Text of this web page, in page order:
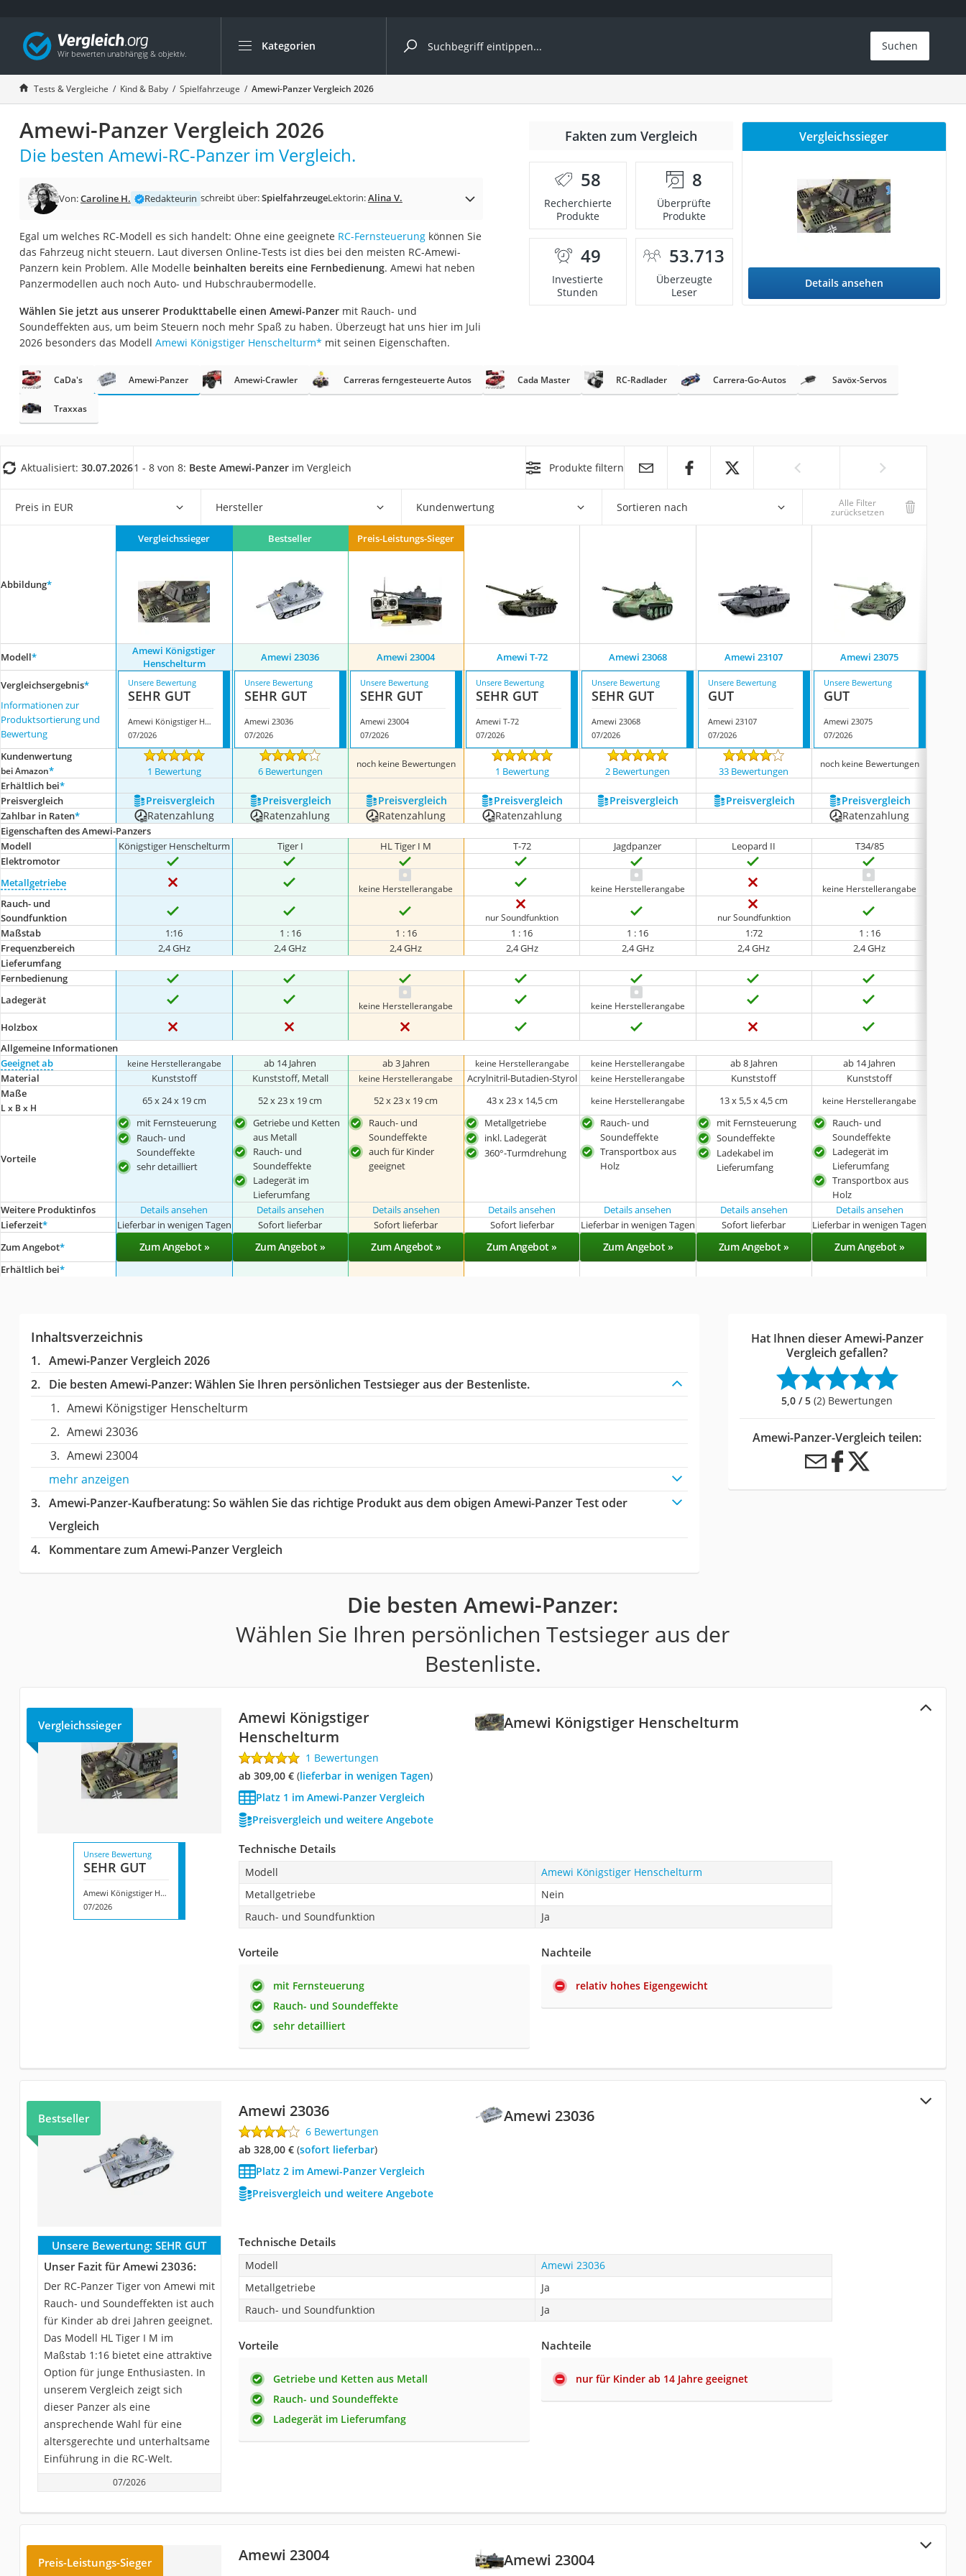
Kategorien
Die beliebtesten Vergleiche nach Kategorie
Kind & Baby
Babyphone mit 2 Kameras
Walkie-Talkie Kinder
Kindermatratzen
Rollschuhe für Kinder
Laufrad
Kinderschubkarre
Babyschlafsack
Kinderuhr
Babyphone
Kindersitz ab 4 Jahren
Barfußschuhe Kinder
Kinder-Mikroskop
Ferngesteuerter Hubschrauber
Suchen
Tests & Vergleiche Kind & Baby Spielfahrzeuge Amewi-Panzer Vergleich 2026
Amewi-Panzer Vergleich 2026
Die besten Amewi-RC-Panzer im Vergleich.
Von:Caroline H. Redakteurin schreibt über:SpielfahrzeugeLektorin:Alina V.
Egal um welches RC-Modell es sich handelt: Ohne eine geeignete RC-Fernsteuerungkönnen Sie
das Fahrzeug nicht steuern. Laut diversen Online-Tests ist dies bei den meisten RC-Amewi-
Panzern kein Problem. Alle Modelle beinhalten bereits eine Fernbedienung. Amewi hat neben
Panzermodellen auch noch Auto- und Hubschraubermodelle.
Wählen Sie jetzt aus unserer Produkttabelle einen Amewi-Panzermit Rauch- und
Soundeffekten aus, um beim Steuern noch mehr Spaß zu haben. Überzeugt hat uns hier im Juli
2026 besonders das Modell Amewi Königstiger Henschelturm* mit seinen Eigenschaften.
Fakten zum Vergleich
58
Recherchierte
Produkte
8
Überprüfte
Produkte
49
Investierte
Stunden
53.713
Überzeugte
Leser
Vergleichssieger
Details ansehen
CaDa's Amewi-Panzer Amewi-Crawler Carreras ferngesteuerte Autos Cada Master RC-Radlader Carrera-Go-Autos Savöx-Servos
Traxxas
Aktualisiert: 30.07.20261 - 8 von 8: Beste Amewi-Panzer im Vergleich Produkte filtern
Preis in EUR Hersteller Kundenwertung Sortieren nach Alle Filter
zurücksetzen
Abbildung*
Vergleichssieger Bestseller Preis-Leistungs-Sieger
Modell*
Amewi Königstiger
Henschelturm
Amewi 23036 Amewi 23004 Amewi T-72 Amewi 23068 Amewi 23107 Amewi 23075
Vergleichsergebnis*
Informationen zur
Produktsortierung und
Bewertung
Unsere Bewertung
SEHR GUT
Amewi Königstiger Henschelturm
07/2026
Unsere Bewertung
SEHR GUT
Amewi 23036
07/2026
Unsere Bewertung
SEHR GUT
Amewi 23004
07/2026
Unsere Bewertung
SEHR GUT
Amewi T-72
07/2026
Unsere Bewertung
SEHR GUT
Amewi 23068
07/2026
Unsere Bewertung
GUT
Amewi 23107
07/2026
Unsere Bewertung
GUT
Amewi 23075
07/2026
Kundenwertung
bei Amazon* 1 Bewertung 6 Bewertungen
noch keine Bewertungen
1 Bewertung 2 Bewertungen 33 Bewertungen
noch keine Bewertungen
Erhältlich bei*
Preis­vergleich
Preis­vergleich Preis­vergleich Preis­vergleich Preis­vergleich Preis­vergleich Preis­vergleich Preis­vergleich
Zahlbar in Raten* Ratenzahlung Ratenzahlung Ratenzahlung Ratenzahlung Ratenzahlung
Eigenschaften des Amewi-Panzers
Modell
Königstiger Henschelturm Tiger I HL Tiger I M T-72 Jagdpanzer Leopard II
T34/85
Elektromotor
Metallgetriebe
keine Herstellerangabe keine Herstellerangabe keine Herstellerangabe
Rauch- und
Soundfunktion
nur Soundfunktion nur Soundfunktion
Maßstab 1:16 1 : 16 1 : 16 1 : 16 1 : 16 1:72
1 : 16
Frequenzbereich
2,4 GHz 2,4 GHz 2,4 GHz 2,4 GHz 2,4 GHz 2,4 GHz 2,4 GHz
Lieferumfang
Fernbedienung
Ladegerät
keine Herstellerangabe keine Herstellerangabe
Holzbox
Allgemeine Informationen
Geeignet ab
keine Herstellerangabe ab 14 Jahren ab 3 Jahren keine Herstellerangabe keine Herstellerangabe ab 8 Jahren ab 14 Jahren
Material
Kunststoff ‎Kunststoff, Metall keine Herstellerangabe ‎Acrylnitril-Butadien-Styrol keine Herstellerangabe Kunststoff Kunststoff
Maße
L x B x H
65 x 24 x 19 cm 52 x 23 x 19 cm 52 x 23 x 19 cm 43 x 23 x 14,5 cm keine Herstellerangabe 13 x 5,5 x 4,5 cm keine Herstellerangabe
Vorteile
mit Fernsteuerung
Rauch- und
Soundeffekte
sehr detailliert
Getriebe und Ketten
aus Metall
Rauch- und
Soundeffekte
Ladegerät im
Lieferumfang
Rauch- und
Soundeffekte
auch für Kinder
geeignet
Metallgetriebe
inkl. Ladegerät
360°-Turmdrehung
Rauch- und
Soundeffekte
Transportbox aus
Holz
mit Fernsteuerung
Soundeffekte
Ladekabel im
Lieferumfang
Rauch- und
Soundeffekte
Ladegerät im
Lieferumfang
Transportbox aus
Holz
Weitere Produktinfos Details ansehen Details ansehen Details ansehen Details ansehen Details ansehen Details ansehen Details ansehen
Lieferzeit* Lieferbar in wenigen Tagen Sofort lieferbar Sofort lieferbar Sofort lieferbar Lieferbar in wenigen Tagen Sofort lieferbar Lieferbar in wenigen Tagen
Zum Angebot* Zum Angebot » Zum Angebot » Zum Angebot » Zum Angebot » Zum Angebot » Zum Angebot » Zum Angebot »
Erhältlich bei*
Inhaltsverzeichnis
Amewi-Panzer Vergleich 2026
Die besten Amewi-Panzer:Wählen Sie Ihren persönlichen Testsieger aus der Bestenliste.
Amewi Königstiger Henschelturm
Amewi 23036
Amewi 23004
mehr anzeigen
Amewi-Panzer-Kaufberatung: So wählen Sie das richtige Produkt aus dem obigen Amewi-Panzer Test oder
Vergleich
Kommentare zum Amewi-Panzer Vergleich
Hat Ihnen dieser Amewi-Panzer
Vergleich gefallen?
5,0 / 5 (2) Bewertungen
Amewi-Panzer-Vergleich teilen:
Die besten Amewi-Panzer:
Wählen Sie Ihren persönlichen Testsieger aus der
Bestenliste.
Amewi Königstiger Henschelturm
Vergleichssieger
Amewi Königstiger
Henschelturm
1 Bewertungen
ab 309,00 €( Lieferbar in wenigen Tagen)
Platz 1 im Amewi-Panzer Vergleich
Preisvergleich und weitere Angebote
Unsere Bewertung
SEHR GUT
Amewi Königstiger Henschelturm
07/2026
Technische Details
Modell
Amewi Königstiger Henschelturm
Metallgetriebe
Nein
Rauch- und Soundfunktion
Ja
Vorteile
mit Fernsteuerung
Rauch- und Soundeffekte
sehr detailliert
Nachteile
relativ hohes Eigengewicht
Amewi 23036
Bestseller Amewi 23036
6 Bewertungen
ab 328,00 €( Sofort lieferbar)
Platz 2 im Amewi-Panzer Vergleich
Preisvergleich und weitere Angebote
Unsere Bewertung: SEHR GUT
Unser Fazit für Amewi 23036:
Der RC-Panzer Tiger von Amewi mit
Rauch- und Soundeffekten ist auch
für Kinder ab drei Jahren geeignet.
Das Modell HL Tiger I M im
Maßstab 1:16 bietet eine attraktive
Option für junge Enthusiasten. In
unserem Vergleich zeigt sich
dieser Panzer als eine
ansprechende Wahl für eine
altersgerechte und unterhaltsame
Einführung in die RC-Welt.
07/2026
Technische Details
Modell
Amewi 23036
Metallgetriebe
Ja
Rauch- und Soundfunktion
Ja
Vorteile
Getriebe und Ketten aus Metall
Rauch- und Soundeffekte
Ladegerät im Lieferumfang
Nachteile
nur für Kinder ab 14 Jahre geeignet
Amewi 23004
Preis-Leistungs-Sieger Amewi 23004